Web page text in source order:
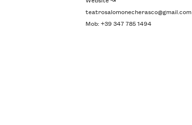
teatrosalomonecherasco@gmail.com
Mob: +39 347 785 1494